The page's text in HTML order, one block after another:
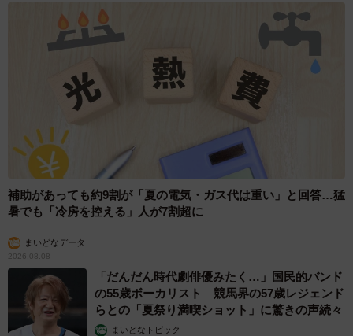
補助があっても約9割が「夏の電気・ガス代は重い」と回答…猛
暑でも「冷房を控える」人が7割超に
まいどなデータ
2026.08.08
「だんだん時代劇俳優みたく…」国民的バンド
の55歳ボーカリスト 競馬界の57歳レジェンド
らとの「夏祭り満喫ショット」に驚きの声続々
まいどなトピック